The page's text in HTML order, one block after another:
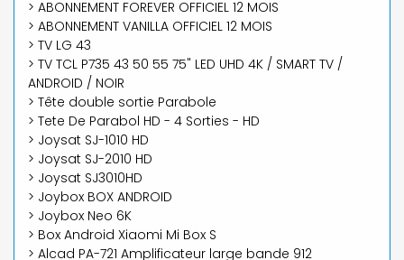
> ABONNEMENT FOREVER OFFICIEL 12 MOIS
> ABONNEMENT VANILLA OFFICIEL 12 MOIS
> TV LG 43
> TV TCL P735 43 50 55 75" LED UHD 4K / SMART TV /
ANDROID / NOIR
> Tête double sortie Parabole
> Tete De Parabol HD - 4 Sorties - HD
> Joysat SJ-1010 HD
> Joysat SJ-2010 HD
> Joysat SJ3010HD
> Joybox BOX ANDROID
> Joybox Neo 6K
> Box Android Xiaomi Mi Box S
> Alcad PA-721 Amplificateur large bande 912